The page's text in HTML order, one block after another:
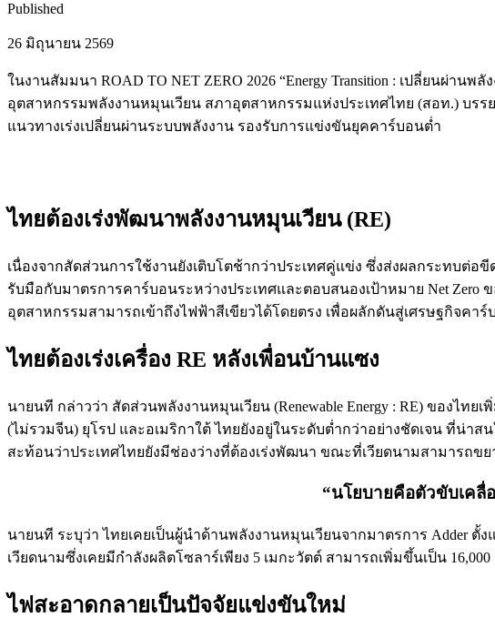
Published
26 มิถุนายน 2569
ในงานสัมมนา ROAD TO NET ZERO 2026 “Energy Transition : เปลี่ยนผ่า
อุตสาหกรรมพลังงานหมุนเวียน สภาอุตสาหกรรมแห่งประเทศไทย (สอท.) บร
แนวทางเร่งเปลี่ยนผ่านระบบพลังงาน รองรับการแข่งขันยุคคาร์บอนต่ำ
ไทยต้องเร่งพัฒนาพลังงานหมุนเวียน (RE)
เนื่องจากสัดส่วนการใช้งานยังเติบโตช้ากว่าประเทศคู่แข่ง ซึ่งส่งผลกระทบต่
รับมือกับมาตรการคาร์บอนระหว่างประเทศและตอบสนองเป้าหมาย Net
อุตสาหกรรมสามารถเข้าถึงไฟฟ้าสีเขียวได้โดยตรง เพื่อผลักดันสู่เศรษฐกิจคาร์
ไทยต้องเร่งเครื่อง RE หลังเพื่อนบ้านแซง
นายนที กล่าวว่า สัดส่วนพลังงานหมุนเวียน (Renewable Energy : RE) ของไทย
(ไม่รวมจีน) ยุโรป และอเมริกาใต้ ไทยยังอยู่ในระดับต่ำกว่าอย่างชัดเจน ที่น่
สะท้อนว่าประเทศไทยยังมีช่องว่างที่ต้องเร่งพัฒนา ขณะที่เวียดนามสามารถข
“นโยบายคือตัวขับเคลื่
นายนที ระบุว่า ไทยเคยเป็นผู้นำด้านพลังงานหมุนเวียนจากมาตรการ Adder ตั้
เวียดนามซึ่งเคยมีกำลังผลิตโซลาร์เพียง 5 เมกะวัตต์ สามารถเพิ่มขึ้นเป็น
ไฟสะอาดกลายเป็นปัจจัยแข่งขันใหม่